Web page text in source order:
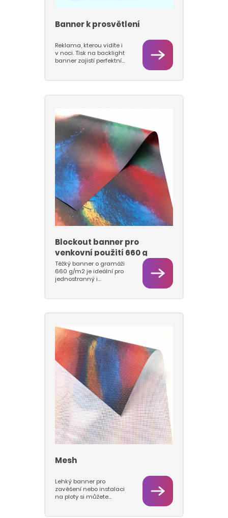
Banner k prosvětlení
Reklama, kterou vidíte i
v noci. Tisk na backlight
banner zajistí perfektní
inkoustu v jednom
barvy, které neztratí
intenzitu ani v noci.
Ideální řešení dodáváme
především pro totemy,
pylony nebo fasády
obchodních center.
Výsledkem je
profesionální dojem a
silný vizuální efekt, který
zaujme ve dne i po
setmění.
Blockout banner pro
venkovní použití 660 g
Těžký banner o gramáži
660 g/m2 je ideální pro
jednostranný i
průsvitu světla nebo
pružný systém, například
z gumo-lan, aby
působením silného
proudění vzduchu
nedošlo ke zničení
materiálu. Při silném
větru je doporučeno
takové exteriérové prvky,
stejně jako textilní vlajky,
svěsit dolů nebo dočasně
demontovat.
Mesh
Lehký banner pro
zavěšení nebo instalaci
na ploty si můžete